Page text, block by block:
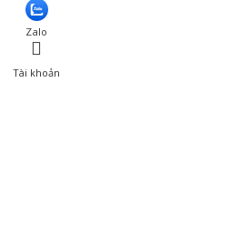
Zalo
Tài khoản